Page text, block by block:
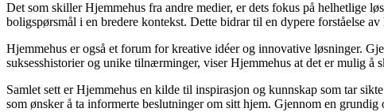
Det som skiller Hjemmehus fra andre medier, er dets fokus på helhetlige
boligspørsmål i en bredere kontekst. Dette bidrar til en dypere forståelse
Hjemmehus er også et forum for kreative idéer og innovative løsninger.
suksesshistorier og unike tilnærminger, viser Hjemmehus at det er mulig
Samlet sett er Hjemmehus en kilde til inspirasjon og kunnskap som tar
som ønsker å ta informerte beslutninger om sitt hjem. Gjennom en